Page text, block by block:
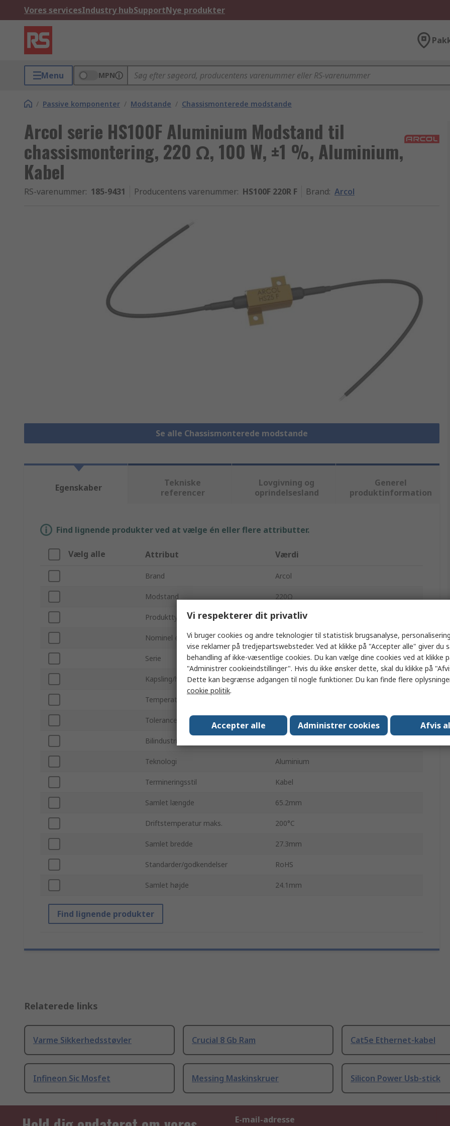
Vores servicesIndustry hubSupportNye produkter
Menu MPN
/ Passive komponenter / Modstande / Chassismonterede modstande
Arcol serie HS100F Aluminium Modstand til
chassismontering, 220 Ω, 100 W, ±1 %, Aluminium,
Kabel
RS-varenummer: 185-9431 Producentens varenummer: HS100F 220R F Brand: Arcol
Se alle Chassismonterede modstande
Egenskaber
Tekniske
referencer
Lovgivning og
oprindelsesland
Generel
produktinformation
Find lignende produkter ved at vælge én eller flere attributter.
Vælg alle Attribut Værdi
Brand Arcol
Modstand 220Ω
Produkttype Modstand til chassismontering
Nominel effekt 100W
Serie HS100F
Kapsling/hus Aluminium
Temperaturkoefficient
Tolerance ±1 %
Bilindustristandarder
Teknologi Aluminium
Termineringsstil Kabel
Samlet længde 65.2mm
Driftstemperatur maks. 200°C
Samlet bredde 27.3mm
Standarder/godkendelser RoHS
Samlet højde 24.1mm
Find lignende produkter
Relaterede links
Varme Sikkerhedsstøvler Crucial 8 Gb Ram Cat5e Ethernet-kabel
Infineon Sic Mosfet Messing Maskinskruer Silicon Power Usb-stick
E-mail-adresse
Vi respekterer dit privatliv
Vi bruger cookies og andre teknologier til statistisk brugsanalyse,
vise reklamer på tredjepartswebsteder. Ved at klikke på "Accepter alle" giver du
behandling af ikke-væsentlige cookies. Du kan vælge dine cookies ved at klikke
"Administrer cookieindstillinger". Hvis du ikke ønsker dette, skal du klikke på
Dette kan begrænse adgangen til nogle funktioner. Du kan finde flere
cookie politik.
Accepter alle Administrer cookies Afvis